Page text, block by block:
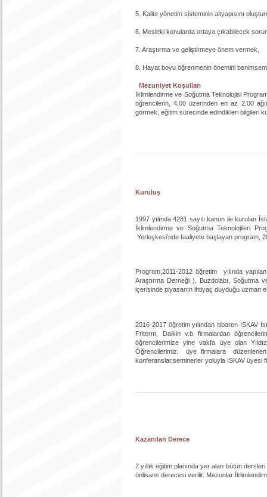
5. Kalite yönetim sisteminin altyapısını
6. Mesleki konularda ortaya çıkabilecek
7. Araştırma ve geliştirmeye önem vermek,
8. Hayat boyu öğrenmenin önemini
Mezuniyet Koşulları
İklimlendirme ve Soğutma Teknolojisi
öğrencilerin, 4.00 üzerinden en az 2.00
görmek, eğitim sürecinde edindikleri bilgileri
Kuruluş
1997 yılında 4281 sayılı kanun ile kurulan
İklimlendirme ve Soğutma Teknolojileri
Yerleşkesi'nde faaliyete başlayan program,
Program,2011-2012 öğretim yılında
Araştırma Derneği ), Buzdolabı, Soğutma
içerisinde piyasanın ihtiyaç duyduğu uzman
2016-2017 öğretim yılından itibaren İSKAV
Friterm, Daikin v.b firmalardan
öğrencilerimize yine vakfa üye olan
Öğrencilerimiz; üye firmalara düzenlenen
konferanslar,seminerler yoluyla ISKAV üyesi
Kazanılan Derece
2 yıllık eğitim planında yer alan bütün
önlisans derecesi verilir. Mezunlar